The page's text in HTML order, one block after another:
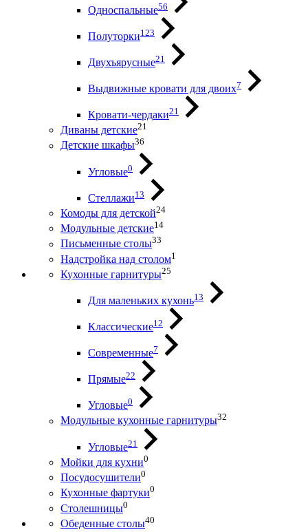
Односпальные56
Полуторки123
Двухъярусные21
Выдвижные кровати для двоих7
Кровати-чердаки21
Диваны детские21
Детские шкафы36
Угловые0
Стеллажи13
Комоды для детской24
Модульные детские14
Письменные столы33
Надстройка над столом1
Кухонные гарнитуры25
Для маленьких кухонь13
Классические12
Современные7
Прямые22
Угловые0
Модульные кухонные гарнитуры32
Угловые21
Мойки для кухни0
Посудосушители0
Кухонные фартуки0
Столешницы0
Обеденные столы40